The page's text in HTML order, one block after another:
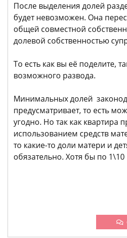
После выделения долей
будет невозможен. Она
общей совместной
долевой собственностью
То есть как вы её поделите,
возможного развода.
Минимальных долей
предусматривает, то есть
угодно. Но так как квартира
использованием средств
то какие-то доли матери и
обязательно. Хотя бы по 1\10